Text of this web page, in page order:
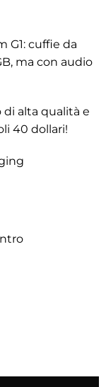
G1: cuffie da
ma con audio
di alta qualità e
40 dollari!